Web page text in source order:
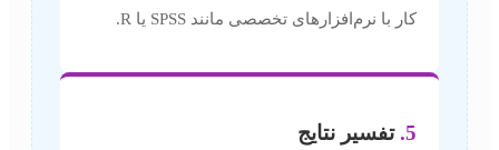
کار با نرم‌افزارهای تخصصی مانند SPSS یا R.
5. تفسیر نتایج